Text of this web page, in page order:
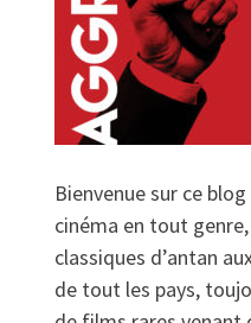
Bienvenue sur ce
cinéma en tout
classiques d’antan
de tout les pays,